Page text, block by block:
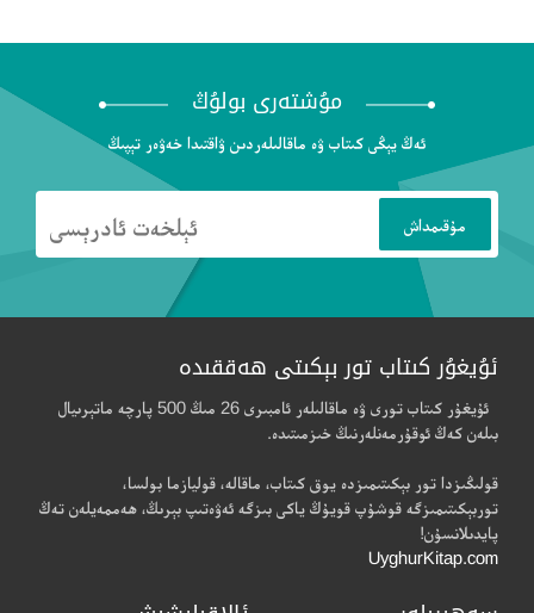
مۇشتەرى بولۇڭ
ئەڭ يېڭى كىتاب ۋە ماقالىلەردىن ۋاقتىدا خەۋەر تېپىڭ
ئۇيغۇر كىتاب تور بېكىتى ھەققىدە
ئۇيغۇر كىتاب تورى ۋە ماقالىلەر ئامبىرى 26 مىڭ 500 پارچە ماتېرىيال
بىلەن كەڭ ئوقۇرمەنلەرنىڭ خىزمىتىدە.
قولىڭىزدا تور بېكىتىمىزدە يوق كىتاب، ماقالە، قوليازما بولسا،
توربېكىتىمىزگە قوشۇپ قويۇڭ ياكى بىزگە ئەۋەتىپ بېرىڭ، ھەممەيلەن تەڭ
پايدىلانسۇن!
UyghurKitap.com